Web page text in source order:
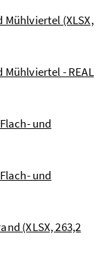
(XLSX,
- REAL
und
und
(XLSX, 263,2